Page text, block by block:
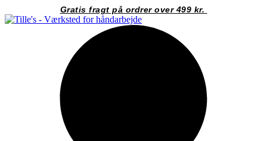
til
Gratis fragt på ordrer over 499 kr.